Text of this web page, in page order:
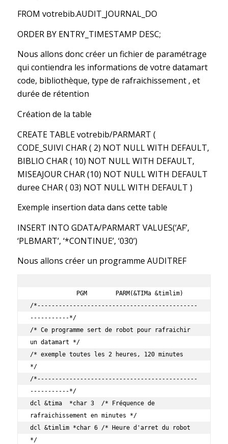
FROM votrebib.AUDIT_JOURNAL_DO
ORDER BY ENTRY_TIMESTAMP DESC;
Nous allons donc créer un fichier de paramétrage
qui contiendra les informations de votre datamart
code, bibliothèque, type de rafraichissement , et
durée de rétention
Création de la table
CREATE TABLE votrebib/PARMART (
CODE_SUIVI CHAR ( 2) NOT NULL WITH DEFAULT,
BIBLIO CHAR ( 10) NOT NULL WITH DEFAULT,
MISEAJOUR CHAR (10) NOT NULL WITH DEFAULT
duree CHAR ( 03) NOT NULL WITH DEFAULT )
Exemple insertion data dans cette table
INSERT INTO GDATA/PARMART VALUES(‘AF’,
‘PLBMART’, ‘*CONTINUE’, ‘030’)
Nous allons créer un programme AUDITREF
/*---------------------------------------------
-----------*/
/* Ce programme sert de robot pour rafraichir
un datamart */
/* exemple toutes les 2 heures, 120 minutes
*/
/*---------------------------------------------
-----------*/
dcl &tima  *char 3  /* Fréquence de
rafraichissement en minutes */
dcl &timlim *char 6 /* Heure d'arret du robot
*/